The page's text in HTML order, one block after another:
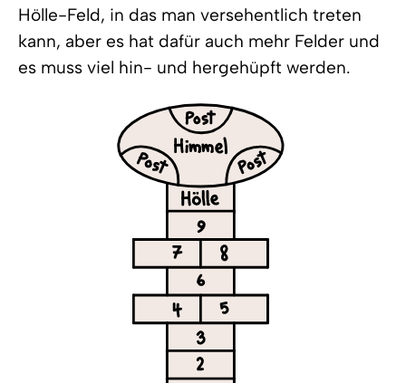
Hölle-Feld, in das man versehentlich treten
kann, aber es hat dafür auch mehr Felder und
es muss viel hin- und hergehüpft werden.